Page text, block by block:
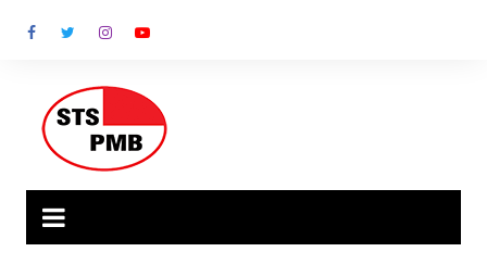
para
conteúdo